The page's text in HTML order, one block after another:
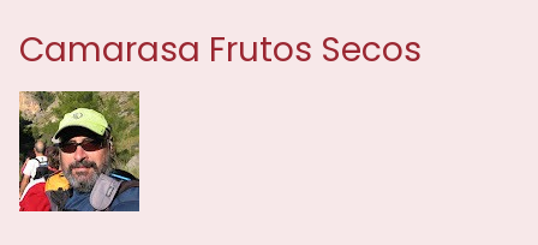
Camarasa Frutos Secos